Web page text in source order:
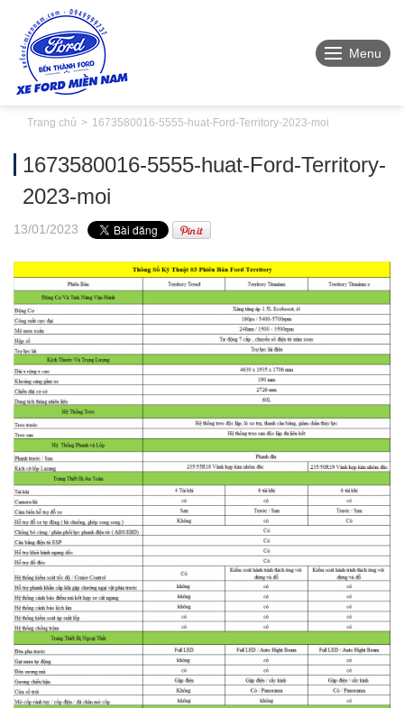
Menu
Trang chủ 1673580016-5555-huat-Ford-Territory-2023-moi
1673580016-5555-huat-Ford-Territory-
2023-moi
13/01/2023